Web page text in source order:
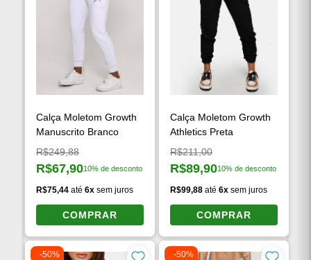
Calça Moletom Growth
Manuscrito Branco
Preço original:
R$249,88
Preço à vista:
R$67,9010% de desconto
R$75,44 até6x sem juros
COMPRAR
Calça Moletom Growth
Athletics Preta
Preço original:
R$211,00
Preço à vista:
R$89,9010% de desconto
R$99,88 até 6x sem juros
COMPRAR
-50% -50%